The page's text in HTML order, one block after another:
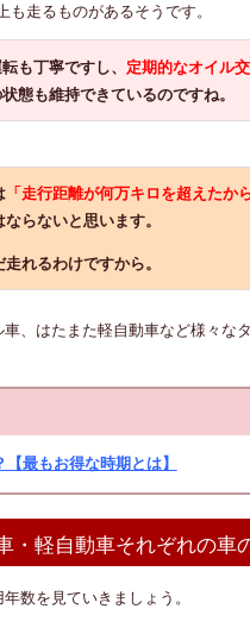
走るものがあるそうです。
も丁寧ですし、 定期的なオイル
態も維持できているのですね。
「走行距離が何万キロを超えたか
ならないと思います。
れるわけですから。
、はたまた軽自動車など様々な
最もお得な時期とは】
・軽自動車それぞれの車
数を見ていきましょう。